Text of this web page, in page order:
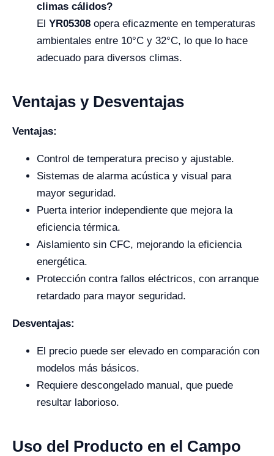
climas cálidos?
El YR05308 opera eficazmente en temperaturas
ambientales entre 10°C y 32°C, lo que lo hace
adecuado para diversos climas.
Ventajas y Desventajas
Ventajas:
Control de temperatura preciso y ajustable.
Sistemas de alarma acústica y visual para
mayor seguridad.
Puerta interior independiente que mejora la
eficiencia térmica.
Aislamiento sin CFC, mejorando la eficiencia
energética.
Protección contra fallos eléctricos, con arranque
retardado para mayor seguridad.
Desventajas:
El precio puede ser elevado en comparación con
modelos más básicos.
Requiere descongelado manual, que puede
resultar laborioso.
Uso del Producto en el Campo